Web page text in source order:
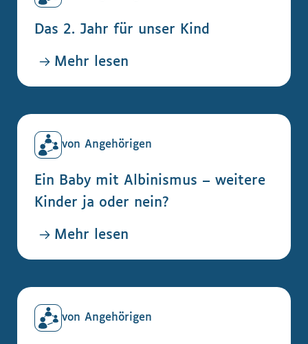
Das 2. Jahr für unser Kind
Mehr lesen
von Angehörigen
Ein Baby mit Albinismus – weitere
Kinder ja oder nein?
Mehr lesen
von Angehörigen